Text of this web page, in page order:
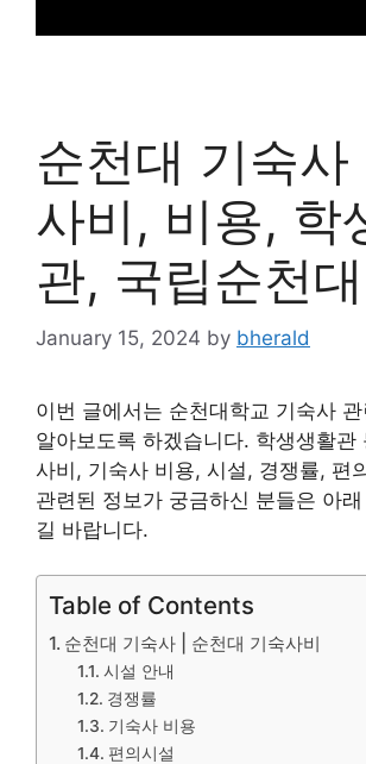
순천대 기숙사
사비, 비용, 학
관, 국립순천
January 15, 2024 by bherald
이번 글에서는 순천대학교 기숙사
알아보도록 하겠습니다. 학생생활관
사비, 기숙사 비용, 시설, 경쟁률, 편
관련된 정보가 궁금하신 분들은 아
길 바랍니다.
Table of Contents
순천대 기숙사 | 순천대 기숙사비
시설 안내
경쟁률
기숙사 비용
편의시설